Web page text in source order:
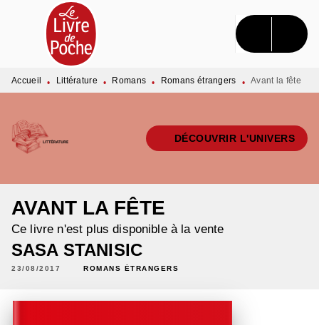
MENU RECHERCHE CONTENU
PIED DE PAGE
Accueil • Littérature • Romans • Romans étrangers • Avant la fête
DÉCOUVRIR L'UNIVERS
AVANT LA FÊTE
Ce livre n'est plus disponible à la vente
SASA STANISIC
23/08/2017 ROMANS ÉTRANGERS